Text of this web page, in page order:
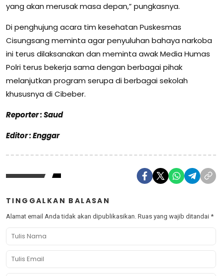
yang akan merusak masa depan,” pungkasnya.
Di penghujung acara tim kesehatan Puskesmas
Cisungsang meminta agar penyuluhan bahaya narkoba
ini terus dilaksanakan dan meminta awak Media Humas
Polri terus bekerja sama dengan berbagai pihak
melanjutkan program serupa di berbagai sekolah
khususnya di Cibeber.
Reporter : Saud
Editor : Enggar
TINGGALKAN BALASAN
Alamat email Anda tidak akan dipublikasikan. Ruas yang wajib ditandai *